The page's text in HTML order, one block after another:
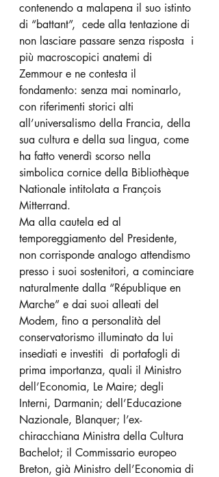
contenendo a malapena il suo istinto
di “battant”,  cede alla tentazione di
non lasciare passare senza risposta  i
più macroscopici anatemi di
Zemmour e ne contesta il
fondamento: senza mai nominarlo,
con riferimenti storici alti
all’universalismo della Francia, della
sua cultura e della sua lingua, come
ha fatto venerdì scorso nella
simbolica cornice della Bibliothèque
Nationale intitolata a François
Mitterrand.
Ma alla cautela ed al
temporeggiamento del Presidente,
non corrisponde analogo attendismo
presso i suoi sostenitori, a cominciare
naturalmente dalla “République en
Marche” e dai suoi alleati del
Modem, fino a personalità del
conservatorismo illuminato da lui
insediati e investiti  di portafogli di
prima importanza, quali il Ministro
dell’Economia, Le Maire; degli
Interni, Darmanin; dell’Educazione
Nazionale, Blanquer; l’ex-
chiracchiana Ministra della Cultura
Bachelot; il Commissario europeo
Breton, già Ministro dell’Economia di